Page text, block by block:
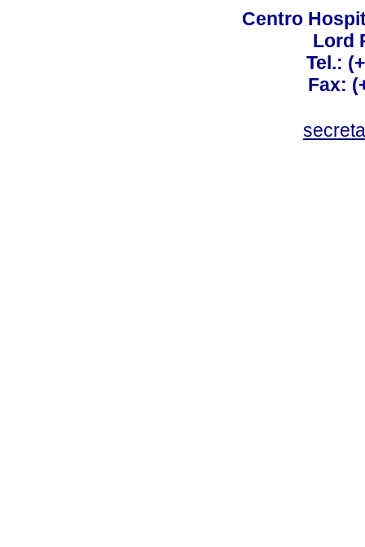
Centro
Lord
Tel.:
Fax: